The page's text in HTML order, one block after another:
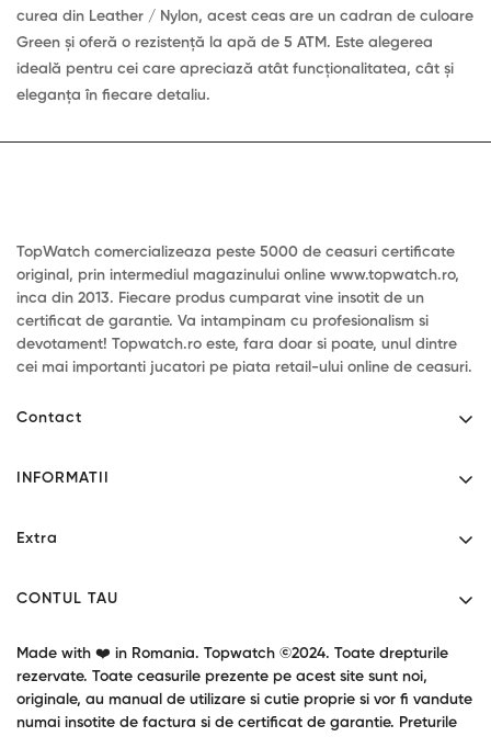
curea din Leather / Nylon, acest ceas are un cadran de culoare
Green și oferă o rezistență la apă de 5 ATM. Este alegerea
ideală pentru cei care apreciază atât funcționalitatea, cât și
eleganța în fiecare detaliu.
TopWatch comercializeaza peste 5000 de ceasuri certificate
original, prin intermediul magazinului online www.topwatch.ro,
inca din 2013. Fiecare produs cumparat vine insotit de un
certificat de garantie. Va intampinam cu profesionalism si
devotament! Topwatch.ro este, fara doar si poate, unul dintre
cei mai importanti jucatori pe piata retail-ului online de ceasuri.
Contact
Program: L-V 9:00-17:30
contact@topwatch.ro
INFORMATII
Livrare
Termeni si conditii
Extra
Garantie produse
Oferte speciale
CONTUL TAU
Returnari
Blog / Stiri
Made with ❤️ in Romania. Topwatch ©2024. Toate drepturile
rezervate. Toate ceasurile prezente pe acest site sunt noi,
originale, au manual de utilizare si cutie proprie si vor fi vandute
numai insotite de factura si de certificat de garantie. Preturile